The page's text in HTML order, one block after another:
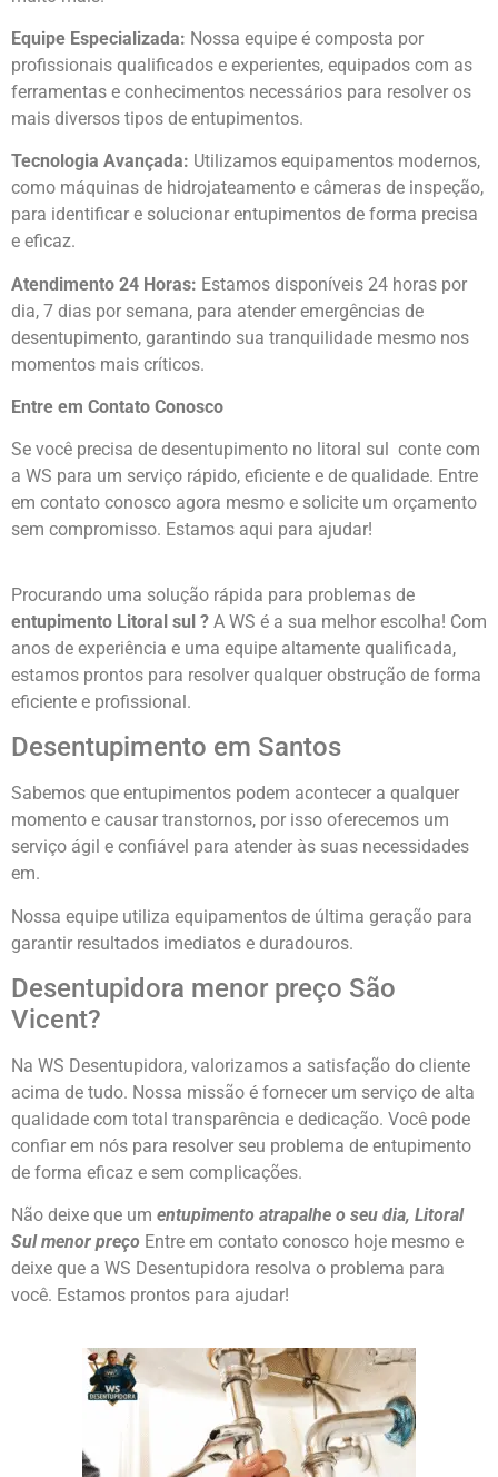
Equipe Especializada: Nossa equipe é composta por
profissionais qualificados e experientes, equipados com as
ferramentas e conhecimentos necessários para resolver os
mais diversos tipos de entupimentos.
Tecnologia Avançada: Utilizamos equipamentos modernos,
como máquinas de hidrojateamento e câmeras de inspeção,
para identificar e solucionar entupimentos de forma precisa
e eficaz.
Atendimento 24 Horas: Estamos disponíveis 24 horas por
dia, 7 dias por semana, para atender emergências de
desentupimento, garantindo sua tranquilidade mesmo nos
momentos mais críticos.
Entre em Contato Conosco
Se você precisa de desentupimento no litoral sul
conte com
a WS para um serviço rápido, eficiente e de qualidade. Entre
em contato conosco agora mesmo e solicite um orçamento
sem compromisso. Estamos aqui para ajudar!
Procurando uma solução rápida para problemas de
entupimento Litoral sul ? A WS é a sua melhor escolha! Com
anos de experiência e uma equipe altamente qualificada,
estamos prontos para resolver qualquer obstrução de forma
eficiente e profissional.
Desentupimento em Santos
Sabemos que entupimentos podem acontecer a qualquer
momento e causar transtornos, por isso oferecemos um
serviço ágil e confiável para atender às suas necessidades
em.
Nossa equipe utiliza equipamentos de última geração para
garantir resultados imediatos e duradouros.
Desentupidora menor preço São
Vicent?
Na WS Desentupidora, valorizamos a satisfação do cliente
acima de tudo. Nossa missão é fornecer um serviço de alta
qualidade com total transparência e dedicação. Você pode
confiar em nós para resolver seu problema de entupimento
de forma eficaz e sem complicações.
Não deixe que um entupimento atrapalhe o seu dia, Litoral
Sul menor preço Entre em contato conosco hoje mesmo e
deixe que a WS Desentupidora resolva o problema para
você. Estamos prontos para ajudar!